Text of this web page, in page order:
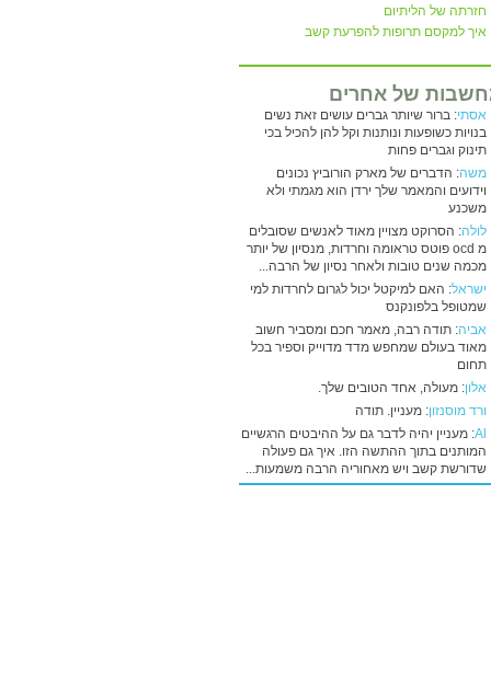
חזרתה של הליתיום
איך למקסם תרופות להפרעת קשב
של אחרים
אסתי: ברור שיותר גברים עושים זאת נשים
בנויות כשופעות ונותנות וקל להן להכיל בכי
תינוק וגברים פחות
משה: הדברים של מארק הורוביץ נכונים
וידועים והמאמר שלך ירדן הוא מגמתי ולא
משכנע
לולה: הסרוקט מצויין מאוד לאנשים שסובלים
מ ocd פוטס טראומה וחרדות, מנסיון של יותר
מכמה שנים טובות ולאחר נסיון של הרבה...
ישראל: האם למיקטל יכול לגרום לחרדות למי
שמטופל בלפונקנס
אביה: תודה רבה, מאמר חכם ומסביר חשוב
מאוד בעולם שמחפש מדד מדוייק וספיר בכל
תחום
אלון: מעולה, אחד הטובים שלך.
ורד מוסנזון: מעניין. תודה
Al: מעניין יהיה לדבר גם על ההיבטים הרגשיים
המותנים בתוך ההתשה הזו. איך גם פעולה
שדורשת קשב ויש מאחוריה הרבה משמעות...